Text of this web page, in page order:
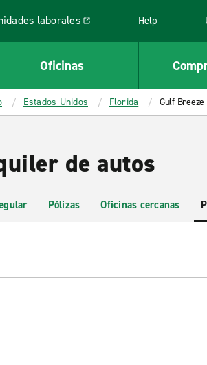
laborales
in a new window Help
Oficinas
Estados Unidos Florida Gulf Breeze
de autos
Pólizas Oficinas cercanas